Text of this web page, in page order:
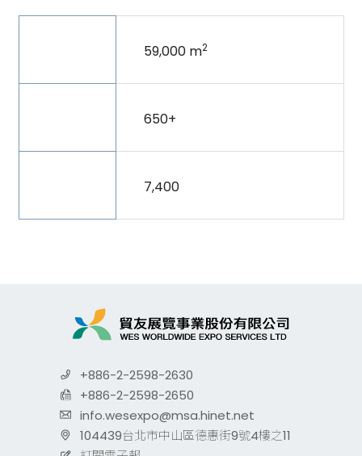
59,000 m2
650+
7,400
+886-2-2598-2630
+886-2-2598-2650
info.wesexpo@msa.hinet.net
104439台北市中山區德惠街9號4樓之11